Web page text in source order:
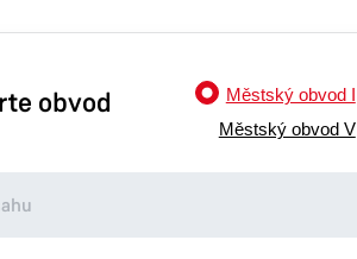
obvod Městský obvod I
Městský obvod V